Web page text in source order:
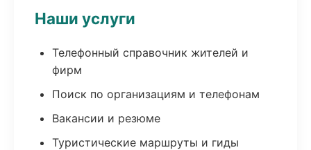
Наши услуги
Телефонный справочник жителей и
фирм
Поиск по организациям и телефонам
Вакансии и резюме
Туристические маршруты и гиды